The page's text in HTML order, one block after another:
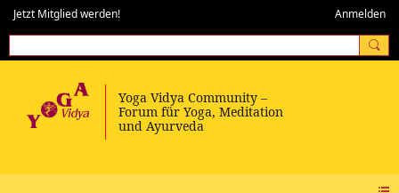
Jetzt Mitglied werden! Anmelden